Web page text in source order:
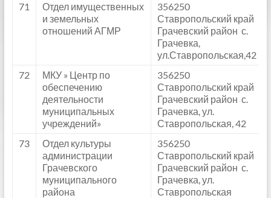
71
Отдел имущественных
и земельных
отношений АГМР
356250
Ставропольский край
Грачевский район с.
Грачевка,
ул.Ставропольская,42
72
МКУ » Центр по
обеспечению
деятельности
муниципальных
учреждений»
356250
Ставропольский край
Грачевский район с.
Грачевка, ул.
Ставропольская, 42
73
Отдел культуры
администрации
Грачевского
муниципального
района
356250
Ставропольский край
Грачевский район с.
Грачевка, ул.
Ставропольская